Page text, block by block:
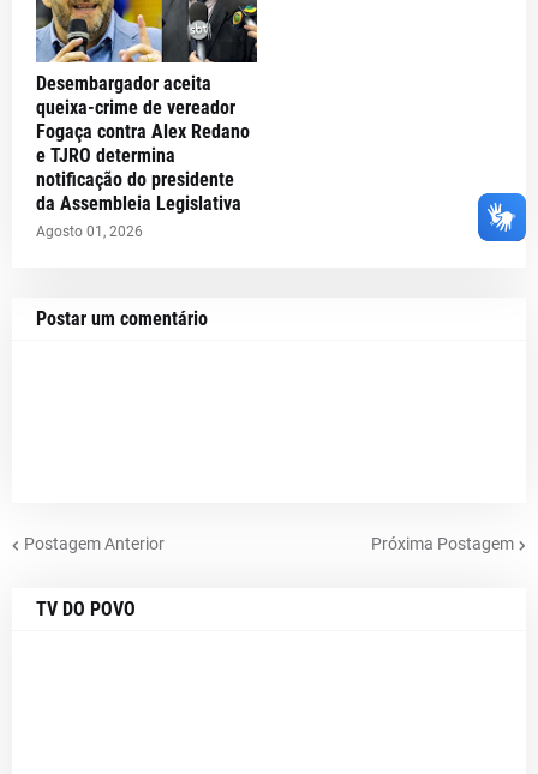
Desembargador aceita
queixa-crime de vereador
Fogaça contra Alex Redano
e TJRO determina
notificação do presidente
da Assembleia Legislativa
Agosto 01, 2026
Postar um comentário
Postagem Anterior Próxima Postagem
TV DO POVO